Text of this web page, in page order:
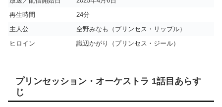
再生時間
24分
主人公
空野みなも（プリンセス・リップル）
ヒロイン
識辺かがり（プリンセス・ジール）
プリンセッション・オーケストラ 1話目あらす
じ